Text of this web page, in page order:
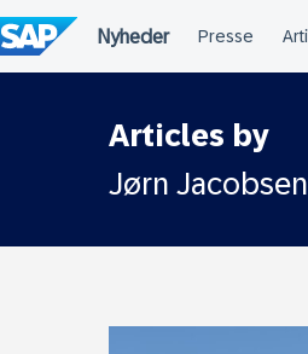
til
indholdet
Articles by
Jørn Jacobsen